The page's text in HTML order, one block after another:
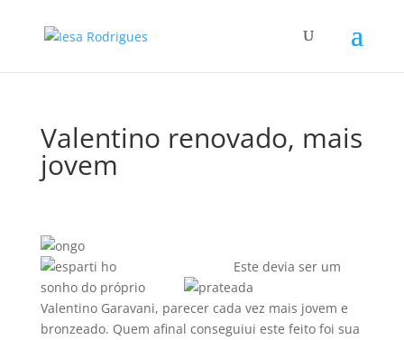
Valentino renovado, mais
jovem
Este devia ser um
sonho do próprio
Valentino Garavani, parecer cada vez mais jovem e
bronzeado. Quem afinal conseguiui este feito foi sua